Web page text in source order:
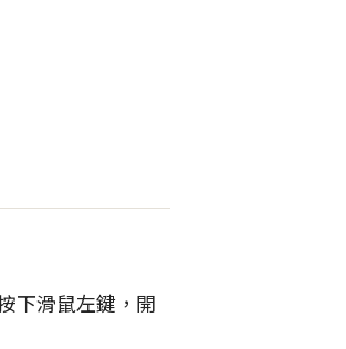
下滑鼠左鍵，開